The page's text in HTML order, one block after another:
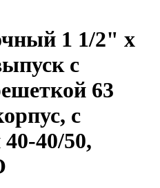
1 1/2" х
с
63
с
40/50,